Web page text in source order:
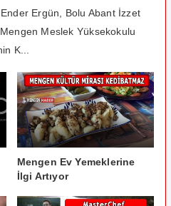
Ergün, Bolu Abant İzzet
Meslek Yüksekokulu
K...
Mengen Ev Yemeklerine
İlgi Artıyor